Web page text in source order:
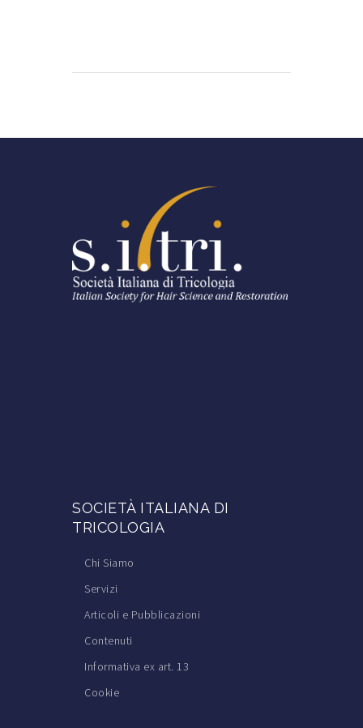
SOCIETÀ ITALIANA DI
TRICOLOGIA
Chi Siamo
Servizi
Articoli e Pubblicazioni
Contenuti
Informativa ex art. 13
Cookie